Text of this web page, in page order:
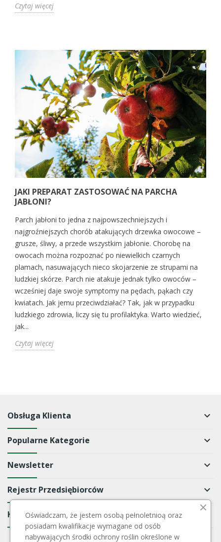
Czytaj więcej
JAKI PREPARAT ZASTOSOWAĆ NA PARCHA
JABŁONI?
Parch jabłoni to jedna z najpowszechniejszych i
najgroźniejszych chorób atakujących drzewka owocowe –
grusze, śliwy, a przede wszystkim jabłonie. Chorobę na
owocach można rozpoznać po niewielkich czarnych
plamach, nasuwających nieco skojarzenie ze strupami na
ludzkiej skórze. Parch nie atakuje jednak tylko owoców –
wcześniej daje swoje symptomy na pędach, pąkach czy
kwiatach. Jak jemu przeciwdziałać? Tak, jak w przypadku
ludzkiego zdrowia, liczy się tu profilaktyka. Warto wiedzieć,
jak...
Czytaj więcej
Obsługa Klienta keyboard_arrow_down
Popularne Kategorie keyboard_arrow_down
Newsletter keyboard_arrow_down
Rejestr Przedsiębiorców keyboard_arrow_down
KontaktOświadczam, że jestem osobą pełnoletnioą oraz
posiadam kwalifikacje wymagane od osób
nabywających środki ochrony roślin określone w